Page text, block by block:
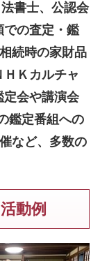
書士、公認会
の査定・鑑
続時の家財品
Ｋカルチャ
定会や講演会
鑑定番組への
など、多数の
動例